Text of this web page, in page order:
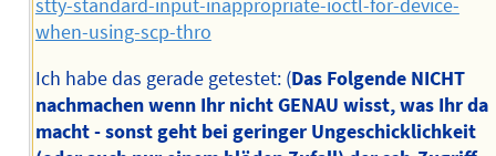
stty-standard-input-inappropriate-ioctl-for-device-
when-using-scp-thro
Ich habe das gerade getestet: (Das Folgende NICHT
nachmachen wenn Ihr nicht GENAU wisst, was Ihr da
macht - sonst geht bei geringer Ungeschicklichkeit